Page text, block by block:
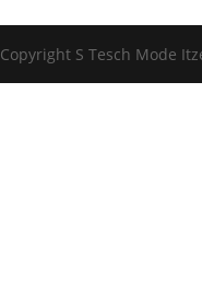
Copyright S Tesch Mode